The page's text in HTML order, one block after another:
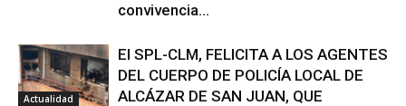
convivencia...
Actualidad
El SPL-CLM, FELICITA A LOS AGENTES
DEL CUERPO DE POLICÍA LOCAL DE
ALCÁZAR DE SAN JUAN, QUE